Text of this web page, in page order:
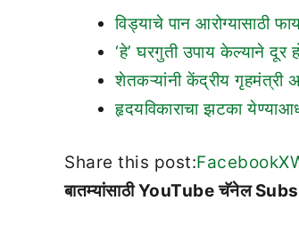
विड्याचे पान आरोग्यासाठी
‘हे’ घरगुती उपाय केल्याने
शेतकऱ्यांनी केंद्रीय गृहमंत्री
हृदयविकाराचा झटका
Share this post:FacebookX
बातम्यांसाठी YouTube चॅनेल